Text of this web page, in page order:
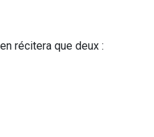
récitera que deux :